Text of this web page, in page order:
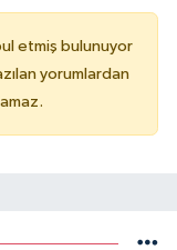
etmiş bulunuyor
yorumlardan